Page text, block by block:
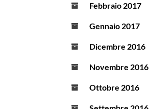
Febbraio 2017
Gennaio 2017
Dicembre 2016
Novembre 2016
Ottobre 2016